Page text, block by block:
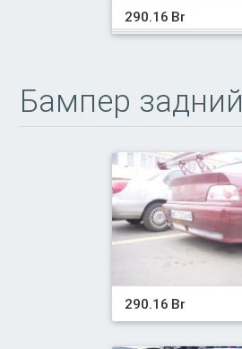
290.16 Br
Бампер задний
290.16 Br